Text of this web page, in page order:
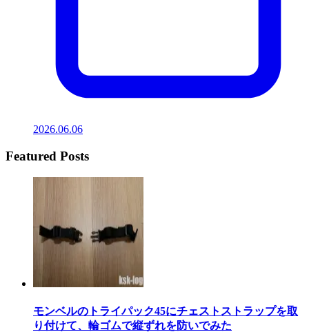
2026.06.06
Featured Posts
モンベルのトライパック45にチェストストラップを取
り付けて、輪ゴムで縦ずれを防いでみた